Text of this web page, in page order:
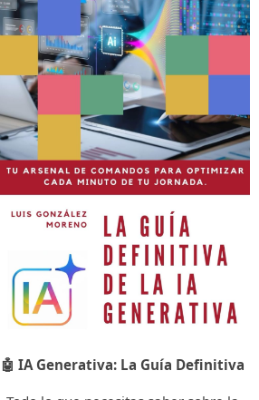
🤖 IA Generativa: La Guía Definitiva